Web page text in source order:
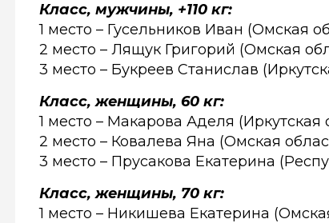
Класс, мужчины, +110 кг:
1 место – Гусельников Иван (Омская
2 место – Лящук Григорий (Омская
3 место – Букреев Станислав
Класс, женщины, 60 кг:
1 место – Макарова Аделя (Иркутская
2 место – Ковалева Яна (Омская
3 место – Прусакова Екатерина
Класс, женщины, 70 кг:
1 место – Никишева Екатерина